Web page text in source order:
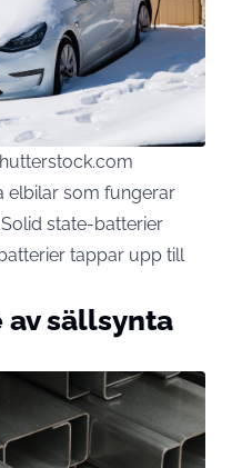
elbilar som fungerar
state-batterier
tappar upp till
sällsynta